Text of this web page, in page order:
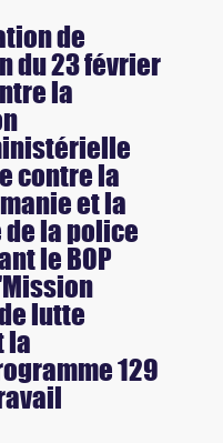
de
du 23 février
la
contre la
et la
la police
le BOP
lutte
la
129